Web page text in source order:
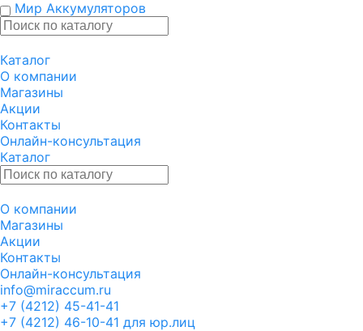
Мир Аккумуляторов
Каталог
О компании
Магазины
Акции
Контакты
Онлайн-консультация
Каталог
О компании
Магазины
Акции
Контакты
Онлайн-консультация
info@miraccum.ru
+7 (4212) 45-41-41
+7 (4212) 46-10-41 для юр.лиц